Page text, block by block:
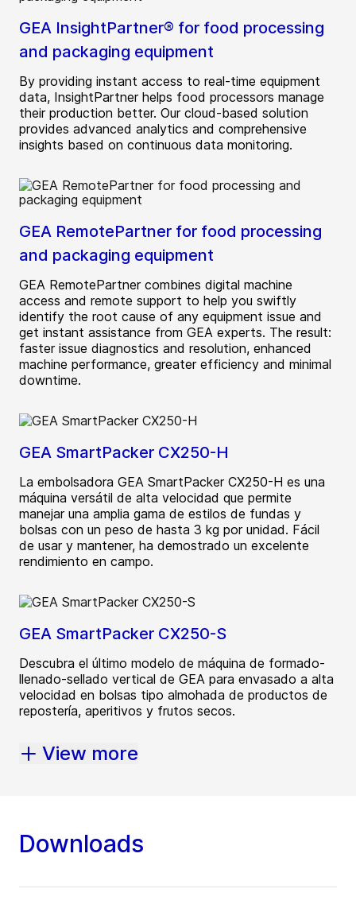
GEA InsightPartner® for food processing
and packaging equipment
By providing instant access to real-time equipment
data, InsightPartner helps food processors manage
their production better. Our cloud-based solution
provides advanced analytics and comprehensive
insights based on continuous data monitoring.
GEA RemotePartner for food processing
and packaging equipment
GEA RemotePartner combines digital machine
access and remote support to help you swiftly
identify the root cause of any equipment issue and
get instant assistance from GEA experts. The result:
faster issue diagnostics and resolution, enhanced
machine performance, greater efficiency and minimal
downtime.
GEA SmartPacker CX250-H
La embolsadora GEA SmartPacker CX250-H es una
máquina versátil de alta velocidad que permite
manejar una amplia gama de estilos de fundas y
bolsas con un peso de hasta 3 kg por unidad. Fácil
de usar y mantener, ha demostrado un excelente
rendimiento en campo.
GEA SmartPacker CX250-S
Descubra el último modelo de máquina de formado-
llenado-sellado vertical de GEA para envasado a alta
velocidad en bolsas tipo almohada de productos de
repostería, aperitivos y frutos secos.
View more
Downloads